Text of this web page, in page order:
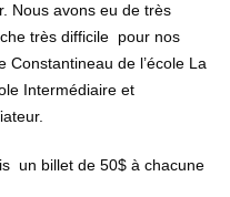
Nous avons eu de très
très difficile pour nos
de l’école La
Intermédiaire et
un billet de 50$ à chacune